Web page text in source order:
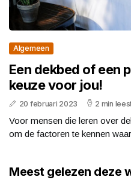
Algemeen
Een dekbed of een
keuze voor jou!
20 februari 2023 2 min
Voor mensen die leren over
om de factoren te kennen
Meest gelezen deze